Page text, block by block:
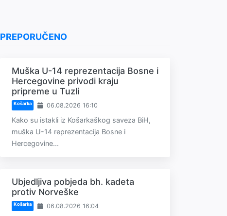
PREPORUČENO
Muška U-14 reprezentacija Bosne i
Hercegovine privodi kraju
pripreme u Tuzli
Košarka 06.08.2026 16:10
Kako su istakli iz Košarkaškog saveza BiH,
muška U-14 reprezentacija Bosne i
Hercegovine...
Ubjedljiva pobjeda bh. kadeta
protiv Norveške
Košarka 06.08.2026 16:04